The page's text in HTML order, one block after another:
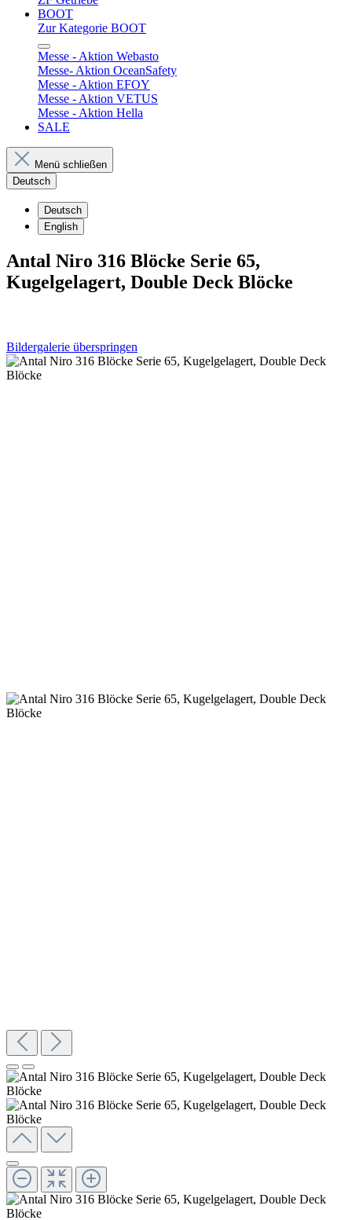
BOOT
Zur Kategorie BOOT
Messe - Aktion Webasto
Messe- Aktion OceanSafety
Messe - Aktion EFOY
Messe - Aktion VETUS
Messe - Aktion Hella
SALE
Menü schließen
Deutsch
Deutsch
English
Antal Niro 316 Blöcke Serie 65,
Kugelgelagert, Double Deck Blöcke
Bildergalerie überspringen